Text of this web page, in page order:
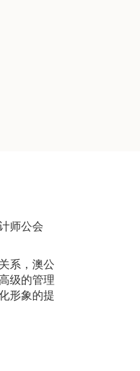
师公会
系，澳公
级的管理
形象的提